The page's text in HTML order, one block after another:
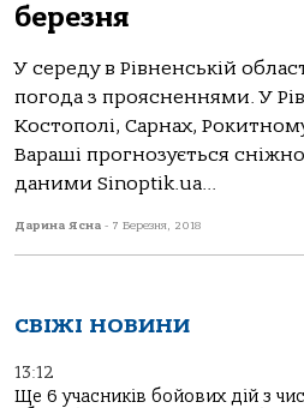
березня
У середу в Рівненській
погода з проясненнями. У
Костополі, Сарнах,
Вараші прогнозується
даними Sinoptik.ua...
Дарина Ясна - 7 Березня, 2018
СВІЖІ НОВИНИ
13:12
Ще 6 учасників бойових дій з